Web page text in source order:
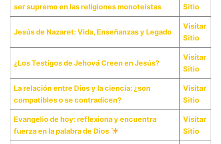
ser supremo en las religiones monoteístas
Sitio
Jesús de Nazaret: Vida, Enseñanzas y Legado
Visitar
Sitio
¿Los Testigos de Jehová Creen en Jesús?
Visitar
Sitio
La relación entre Dios y la ciencia: ¿son
compatibles o se contradicen?
Visitar
Sitio
Evangelio de hoy: reflexiona y encuentra
fuerza en la palabra de Dios
Visitar
Sitio